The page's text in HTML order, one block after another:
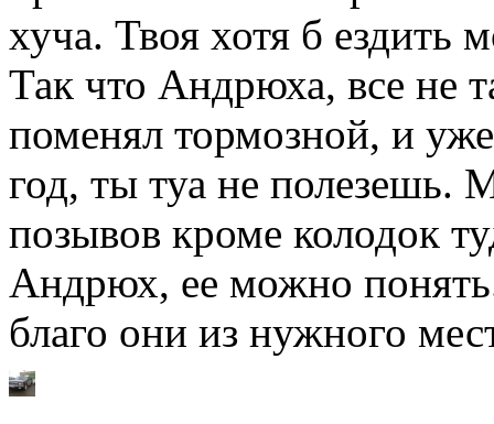
хуча. Твоя хотя б ездить
Так что Андрюха, все не
поменял тормозной, и
год, ты туа не полезешь.
позывов кроме колодок
Андрюх, ее можно
благо они из нужного